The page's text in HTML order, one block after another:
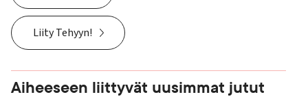
Liity Tehyyn!
Aiheeseen liittyvät uusimmat jutut